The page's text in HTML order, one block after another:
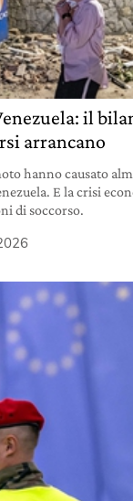
il
arrancano
hanno causato
E la crisi
di soccorso.